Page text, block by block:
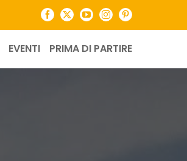
Facebook
X YouTubeInstagramPinterest
EVENTI PRIMA DI PARTIRE